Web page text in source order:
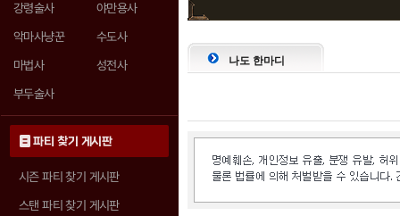
강령술사
야만용사
악마사냥꾼
수도사
마법사
성전사
부두술사
파티 찾기 게시판
시즌 파티 찾기 게시판
스탠 파티 찾기 게시판
나도 한마디